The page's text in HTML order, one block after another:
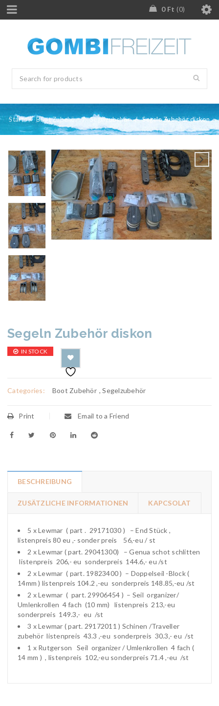
0 Ft 0
Start / Boot Zubehör / Segelzubehör / Segeln Zubehör diskon
Segeln Zubehör diskon
IN STOCK
Categories: Boot Zubehör ,Segelzubehör
Print Email to a Friend
BESCHREIBUNG
ZUSÄTZLICHE INFORMATIONEN KAPCSOLAT
5 x Lewmar ( part . 29171030 ) – End Stück ,
listenpreis 80 eu ,- sonder preis 56,-eu / st
2 x Lewmar ( part. 29041300) – Genua schot schlitten
listenpreis 206,- eu sonderpreis 144.6,- eu /st
2 x Lewmar ( part. 19823400 ) – Doppelseil -Block (
14mm ) listenpreis 104.2 ,-eu sonderpreis 148.85,-eu /st
2 x Lewmar ( part. 29906454 ) – Seil organizer/
Umlenkrollen 4 fach (10 mm) listenpreis 213,-eu
sonderpreis 149.3,- eu /st
3 x Lewmar ( part. 29172011 ) Schinen /Traveller
zubehör listenpreis 43.3 ,-eu sonderpreis 30.3,- eu /st
1 x Rutgerson Seil organizer / Umlenkrollen 4 fach (
14 mm ) , listenpreis 102,-eu sonderpreis 71.4 ,-eu /st